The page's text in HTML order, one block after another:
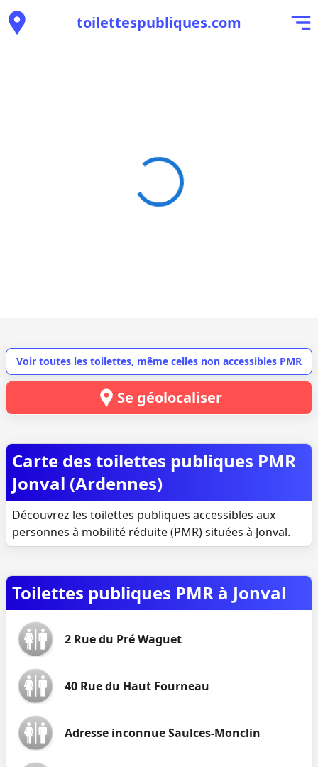
toilettespubliques.com
Voir toutes les toilettes, même celles non accessibles PMR
Se géolocaliser
Carte des toilettes publiques PMR
Jonval (Ardennes)
Découvrez les toilettes publiques accessibles aux
personnes à mobilité réduite (PMR) situées à Jonval.
Toilettes publiques PMR à Jonval
2 Rue du Pré Waguet
40 Rue du Haut Fourneau
Adresse inconnue Saulces-Monclin